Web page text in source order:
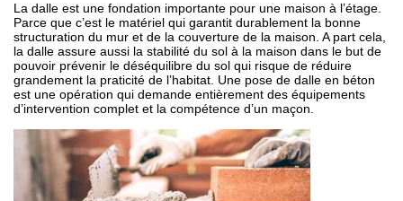
La dalle est une fondation importante pour une maison à l’étage.
Parce que c’est le matériel qui garantit durablement la bonne
structuration du mur et de la couverture de la maison. A part cela,
la dalle assure aussi la stabilité du sol à la maison dans le but de
pouvoir prévenir le déséquilibre du sol qui risque de réduire
grandement la praticité de l’habitat. Une pose de dalle en béton
est une opération qui demande entièrement des équipements
d’intervention complet et la compétence d’un maçon.